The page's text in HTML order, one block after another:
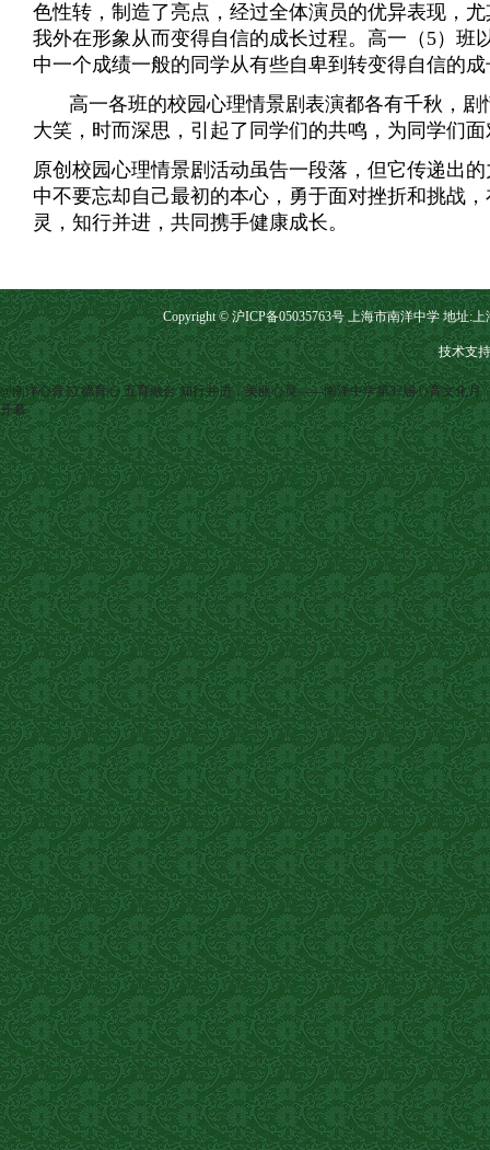
色性转，制造了亮点，经过全体演员的优异表现，
我外在形象从而变得自信的成长过程。高一（5）
中一个成绩一般的同学从有些自卑到转变得自信的
高一各班的校园心理情景剧表演都各有千秋，
大笑，时而深思，引起了同学们的共鸣，为同学们
原创校园心理情景剧活动虽告一段落，但它传递出
中不要忘却自己最初的本心，勇于面对挫折和挑战
灵，知行并进，共同携手健康成长。
Copyright © 沪ICP备05035763号 上海市南洋中学 地址:上
技术支
@南洋心育∣立德育心 五育融合 知行并进，美丽心灵——南洋中学第37届心育文化月
开幕